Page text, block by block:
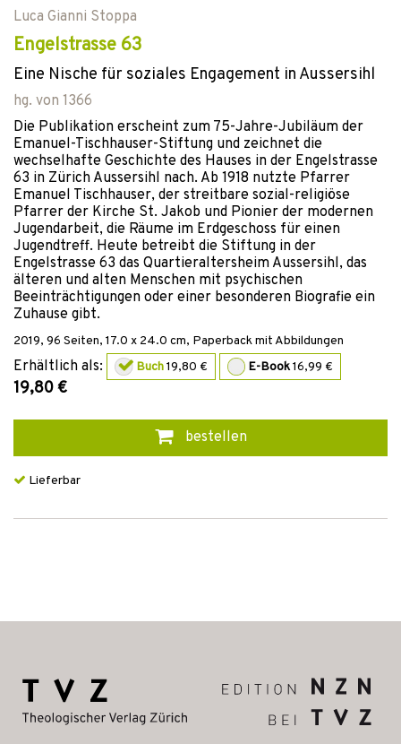
Luca Gianni Stoppa
Engelstrasse 63
Eine Nische für soziales Engagement in Aussersihl
hg. von 1366
Die Publikation erscheint zum 75-Jahre-Jubiläum der
Emanuel-Tischhauser-Stiftung und zeichnet die
wechselhafte Geschichte des Hauses in der Engelstrasse
63 in Zürich Aussersihl nach. Ab 1918 nutzte Pfarrer
Emanuel Tischhauser, der streitbare sozial-religiöse
Pfarrer der Kirche St. Jakob und Pionier der modernen
Jugendarbeit, die Räume im Erdgeschoss für einen
Jugendtreff. Heute betreibt die Stiftung in der
Engelstrasse 63 das Quartieraltersheim Aussersihl, das
älteren und alten Menschen mit psychischen
Beeinträchtigungen oder einer besonderen Biografie ein
Zuhause gibt.
2019, 96 Seiten, 17.0 x 24.0 cm, Paperback mit Abbildungen
Erhältlich als: Buch19,80 € E-Book16,99 €
19,80 €
bestellen
Lieferbar